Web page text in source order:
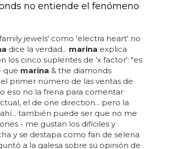
no entiende el fenómeno
jewels' como 'electra heart' no
dice la verdad... marina explica
los cinco suplentes de 'x factor': "es
que marina & the diamonds
primer número de las ventas de
eso no la frena para comentar
el de one direction... pero la
también puede ser que no me
- me gustan los difíciles y
y se destapa como fan de selena
a la galesa sobre su opinión de